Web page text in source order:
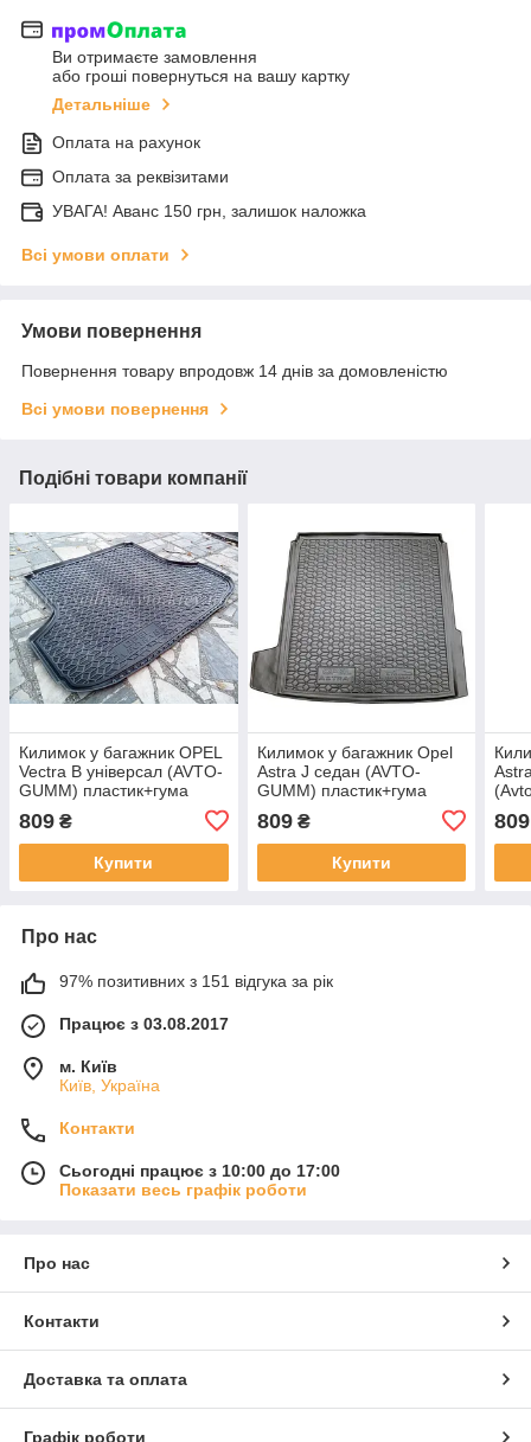
Ви отримаєте замовлення
або гроші повернуться на вашу картку
Детальніше
Оплата на рахунок
Оплата за реквізитами
УВАГА! Аванс 150 грн, залишок наложка
Всі умови оплати
Умови повернення
Повернення товару впродовж 14 днів за домовленістю
Всі умови повернення
Подібні товари компанії
Килимок у багажник OPEL
Vectra B універсал (AVTO-
GUMM) пластик+гума
809 ₴
Купити
Килимок у багажник Opel
Astra J седан (AVTO-
GUMM) пластик+гума
809₴
Купити
809
Про нас
97% позитивних з 151 відгука за рік
Працює з 03.08.2017
м. Київ
Київ, Україна
Контакти
Сьогодні працює з 10:00 до 17:00
Показати весь графік роботи
Про нас
Контакти
Доставка та оплата
Графік роботи